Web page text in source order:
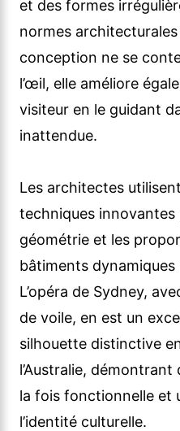
et des formes
normes
conception ne se
l’œil, elle améliore
visiteur en le guidant
inattendue.
Les architectes
techniques innovantes
géométrie et les
bâtiments dynamiques
L’opéra de Sydney,
de voile, en est un
silhouette distinctive
l’Australie,
la fois fonctionnelle et
l’identité culturelle.